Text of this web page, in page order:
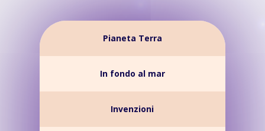
Pianeta Terra
In fondo al mar
Invenzioni